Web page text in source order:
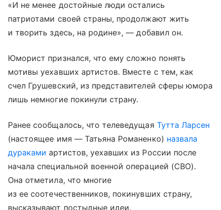
«И не менее достойные люди остались
патриотами своей страны, продолжают жить
и творить здесь, на родине», — добавил он.
Юморист признался, что ему сложно понять
мотивы уехавших артистов. Вместе с тем, как
счел Грушевский, из представителей сферы юмора
лишь немногие покинули страну.
Ранее сообщалось, что телеведущая Тутта Ларсен
(настоящее имя — Татьяна Романенко) назвала
дураками артистов, уехавших из России после
начала специальной военной операцией (СВО).
Она отметила, что многие
из ее соотечественников, покинувших страну,
высказывают постыдные идеи.